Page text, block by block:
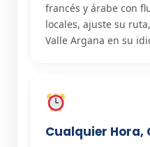
francés y árabe con
locales, ajuste su
Valle Argana en su
Cualquier Hora,